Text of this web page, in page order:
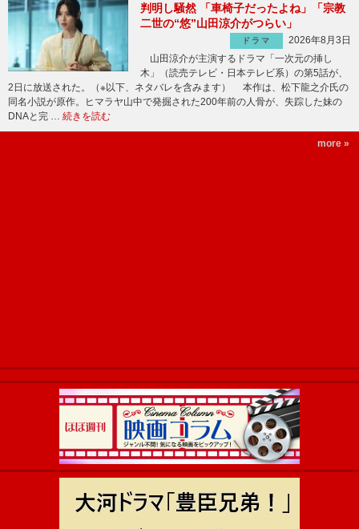
判明し騒然 「車椅子だったよね」「宗教
二世の“悠”山田涼介がつらい」
ドラマ
2026年8月3日
山田涼介が主演するドラマ「一次元の挿し
木」（読売テレビ・日本テレビ系）の第5話が、
2日に放送された。（※以下、ネタバレを含みます） 本作は、松下龍之介氏の
同名小説が原作。ヒマラヤ山中で発掘された200年前の人骨が、失踪した妹の
DNAと完 … 続きを読む
more »